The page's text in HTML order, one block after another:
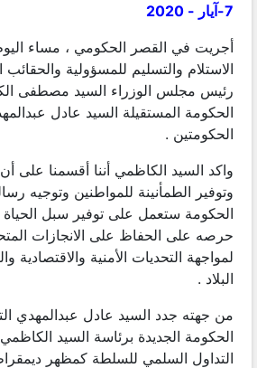
7-آيار - 2020
أجريت في القصر الحكومي ، مساء
الاستلام والتسليم للمسؤولية والحقائب
رئيس مجلس الوزراء السيد مصطفى
الحكومة المستقيلة السيد عادل
الحكومتين .
واكد السيد الكاظمي أننا أقسمنا على
وتوفير الطمأنينة للمواطنين وتوجيه
الحكومة ستعمل على توفير سبل الحياة
حرصه على الحفاظ على الانجازات
لمواجهة التحديات الأمنية والاقتصادية
البلاد .
من جهته جدد السيد عادل عبدالمهدي
الحكومة الجديدة برئاسة السيد
التداول السلمي للسلطة كمظهر